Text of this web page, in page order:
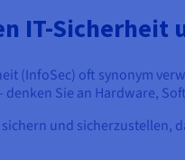
IT-
(InfoSec) oft synonym
Sie an Hardware,
und sicherzustellen,